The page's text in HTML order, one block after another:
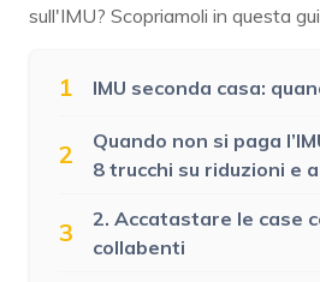
sull'IMU? Scopriamoli in questa
1 IMU seconda casa:
2
Quando non si paga
8 trucchi su riduzioni e
3
2. Accatastare le case
collabenti